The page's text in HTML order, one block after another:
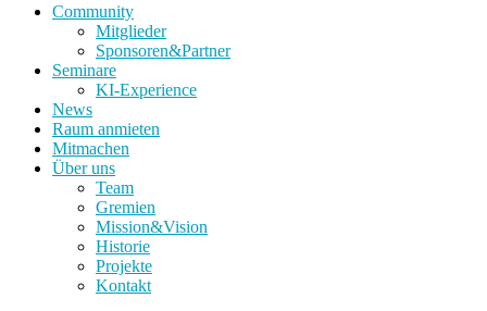
Community
Mitglieder
Sponsoren&Partner
Seminare
KI-Experience
News
Raum anmieten
Mitmachen
Über uns
Team
Gremien
Mission&Vision
Historie
Projekte
Kontakt